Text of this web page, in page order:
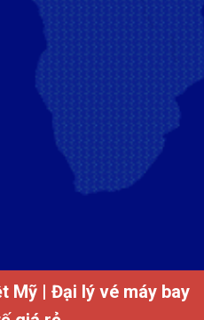
Mỹ| Đại lý vé máy bay